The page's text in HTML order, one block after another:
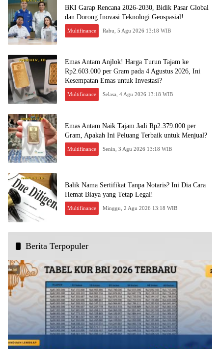
BKI Garap Rencana 2026-2030, Bidik Pasar Global
dan Dorong Inovasi Teknologi Geospasial!
Multifinance Rabu, 5 Agu 2026 13:18 WIB
Emas Antam Anjlok! Harga Turun Tajam ke
Rp2.603.000 per Gram pada 4 Agustus 2026, Ini
Kesempatan Emas untuk Investasi?
Multifinance Selasa, 4 Agu 2026 13:18 WIB
Emas Antam Naik Tajam Jadi Rp2.379.000 per
Gram, Apakah Ini Peluang Terbaik untuk Menjual?
Multifinance Senin, 3 Agu 2026 13:18 WIB
Balik Nama Sertifikat Tanpa Notaris? Ini Dia Cara
Hemat Biaya yang Tetap Legal!
Multifinance Minggu, 2 Agu 2026 13:18 WIB
Berita Terpopuler